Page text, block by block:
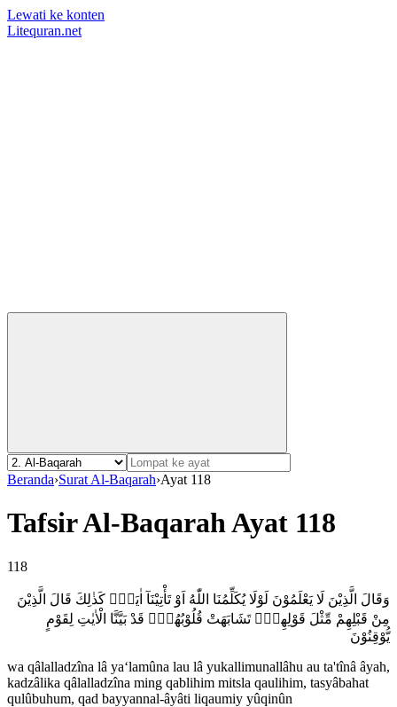
Lewati ke konten
Litequran.net
Beranda›Surat Al-Baqarah›Ayat 118
Tafsir Al-Baqarah Ayat 118
118
وَقَالَ الَّذِيْنَ لَا يَعْلَمُوْنَ لَوْلَا يُكَلِّمُنَا اللّٰهُ اَوْ تَأْتِيْنَآ اٰيَةٌۗ كَذٰلِكَ قَالَ الَّذِيْنَ
مِنْ قَبْلِهِمْ مِّثْلَ قَوْلِهِمْۗ تَشَابَهَتْ قُلُوْبُهُمْۗ قَدْ بَيَّنَّا الْاٰيٰتِ لِقَوْمٍ
يُّوْقِنُوْنَ
wa qâlalladzîna lâ ya‘lamûna lau lâ yukallimunallâhu au ta'tînâ âyah,
kadzâlika qâlalladzîna ming qablihim mitsla qaulihim, tasyâbahat
qulûbuhum, qad bayyannal-âyâti liqaumiy yûqinûn